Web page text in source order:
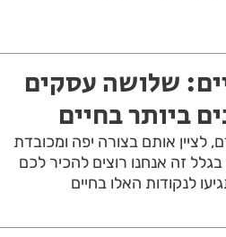
שלושה עסקים
ביותר בחיים
לציין אותם בצורה יפה ומכובדת
זה אנחנו רוצים להכיר לכם
לנקודות האלו בחיים